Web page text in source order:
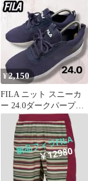
黒
¥2,150
FILA ニット スニーカ
ー 24.0ダークパープル
ネイビー FC5221W